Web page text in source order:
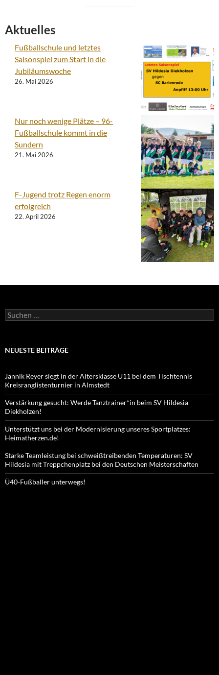
Aktuelles
Fußballschule und letztes
Saisonspiel zum Start in die
Jubiläumswoche
26. Mai 2026
Nur noch wenige Plätze – 96-
Fußballschule kommt in die
Sundern
21. Mai 2026
F-Jugend trotz Regen enorm
erfolgreich
22. April 2026
Suchen
nach:
NEUESTE BEITRÄGE
Jannik Reyer siegt in der Altersklasse U11 bei dem Tischtennis
Kreisranglistenturnier in Almstedt
Verstärkung gesucht: Werde Tanztrainer*in beim SV Hildesia
Diekholzen!
Unterstützt uns bei der Modernisierung unseres Sportplatzes:
Heimatherzen.de!
Starke Teamleistung bei schweißtreibenden Temperaturen: SV
Hildesia mit Treppchenplatz bei den Deutschen Meisterschaften
Ü40-Fußballer unterwegs!